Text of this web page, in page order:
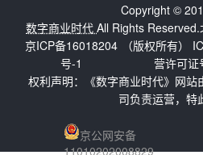
Copyright ©
数字商业时代 All Rights
（版权所有）
京ICP备16018204
号-1
营许可证
权利声明：《数字商业时代》网
司负责运营，特
京公网安备
11010202008829